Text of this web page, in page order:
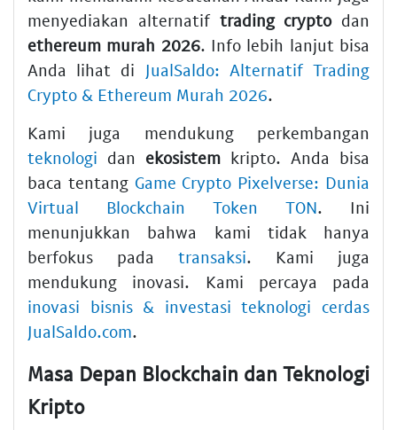
menyediakan alternatif trading cryptodan
ethereum murah 2026. Info lebih lanjut bisa
Anda lihat di JualSaldo: Alternatif Trading
Crypto & Ethereum Murah 2026.
Kami juga mendukung perkembangan
teknologi dan ekosistem kripto. Anda bisa
baca tentang Game Crypto Pixelverse: Dunia
Virtual Blockchain Token TON. Ini
menunjukkan bahwa kami tidak hanya
berfokus pada transaksi. Kami juga
mendukung inovasi. Kami percaya pada
inovasi bisnis & investasi teknologi cerdas
JualSaldo.com.
Masa Depan Blockchain dan Teknologi
Kripto